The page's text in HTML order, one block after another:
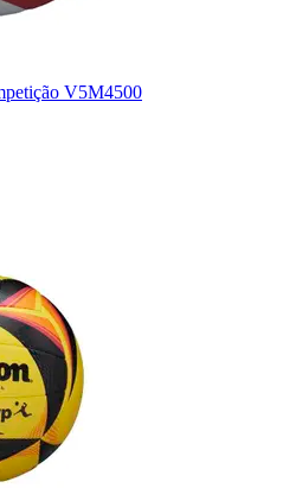
V5M4500